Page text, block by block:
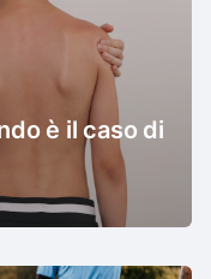
è il caso di